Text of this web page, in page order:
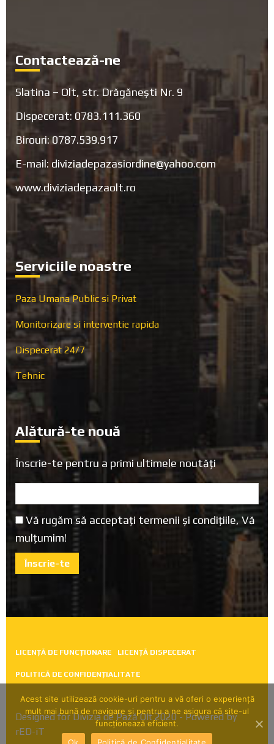
Contactează-ne
Slatina – Olt, str. Drăgănești Nr. 9
Dispecerat: 0783.111.360
Birouri: 0787.539.917
E-mail: diviziadepazasiordine@yahoo.com
www.diviziadepazaolt.ro
Serviciile noastre
Paza Umana Public si Privat
Monitorizare si interventie rapida
Dispecerat 24/7
Tehnic
Alătură-te nouă
Înscrie-te pentru a primi ultimele noutăți
Vă rugăm să acceptați termenii și condițiile, Vă
mulțumim!
LICENȚĂ DE FUNCȚIONARE LICENȚĂ DISPECERAT
POLITICĂ DE CONFIDENȚIALITATE
Designed forDivizia de Pază Olt 2020- Powered by
rED-iT
Acest site utilizează cookie-uri pentru a vă oferi o experiență
mult mai bună de navigare și pentru a ne asigura că site-ul
funcționează eficient.
Ok
Politică de Confidențialitate